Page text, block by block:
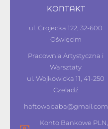
KONTAKT
ul. Grojecka 122, 32-600
Oświęcim
Pracownia Artystyczna i
Warsztaty
ul. Wojkowicka 11, 41-250
Czeladź
haftowababa@gmail.com
Konto Bankowe PLN,